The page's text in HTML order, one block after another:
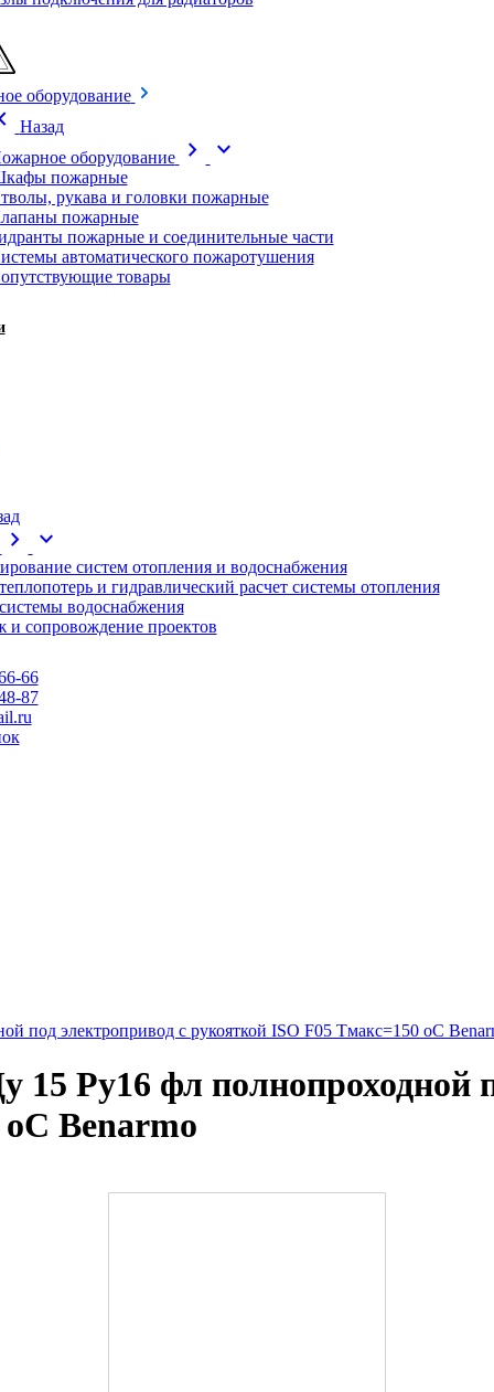
оборудование
Назад
оборудование
chevron_right expand_more
пожарные
рукава и головки пожарные
пожарные
пожарные и соединительные части
автоматического пожаротушения
товары
chevron_right expand_more
систем отопления и водоснабжения
и гидравлический расчет системы отопления
водоснабжения
и сопровождение проектов
66
87
под электропривод с рукояткой ISO F05 Тмакс=150 оС
Ру16 фл полнопроходной
Benarmo